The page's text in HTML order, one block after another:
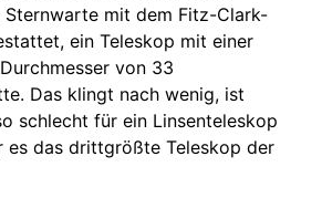
Sternwarte mit dem Fitz-Clark-
ein Teleskop mit einer
von 33
Das klingt nach wenig, ist
schlecht für ein Linsenteleskop
es das drittgrößte Teleskop der